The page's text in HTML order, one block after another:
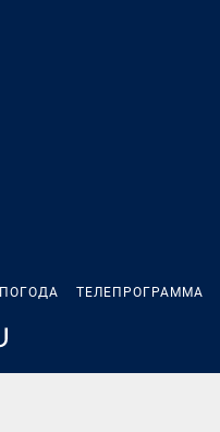
ПОГОДА ТЕЛЕПРОГРАММА